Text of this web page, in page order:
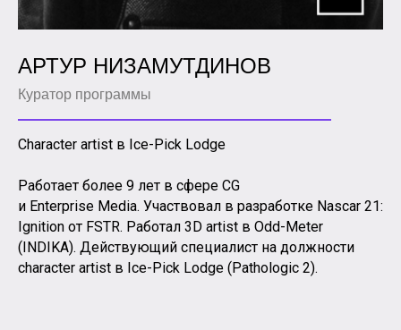
АРТУР НИЗАМУТДИНОВ
Куратор программы
Character artist в Ice-Pick Lodge
Работает более 9 лет в сфере CG
и Enterprise Media. Участвовал в разработке Nascar 21:
Ignition от FSTR. Работал 3D artist в Odd-Meter
(INDIKA). Действующий специалист на должности
character artist в Ice-Pick Lodge (Pathologic 2).